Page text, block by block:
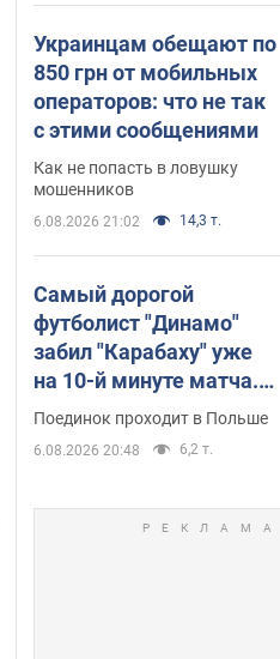
Украинцам обещают по
850 грн от мобильных
операторов: что не так
с этими сообщениями
Как не попасть в ловушку
мошенников
6.08.2026 21:02 14,3 т.
Самый дорогой
футболист "Динамо"
забил "Карабаху" уже
на 10-й минуте матча.
Видео
Поединок проходит в Польше
6.08.2026 20:48 6,2 т.